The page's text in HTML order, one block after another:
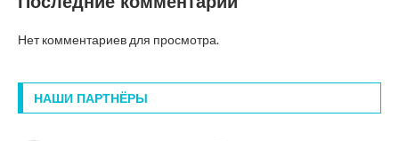
Нет комментариев для просмотра.
НАШИ ПАРТНЁРЫ